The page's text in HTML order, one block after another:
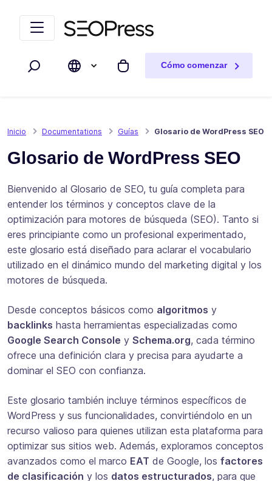
Buscar Mi carrito
Cómo comenzar
Inicio Documentations Guías Glosario de WordPress SEO
Glosario de WordPress SEO
Bienvenido al Glosario de SEO, tu guía completa para
entender los términos y conceptos clave de la
optimización para motores de búsqueda (SEO). Tanto si
eres principiante como un profesional experimentado,
este glosario está diseñado para aclarar el vocabulario
utilizado en el dinámico mundo del marketing digital y los
motores de búsqueda.
Desde conceptos básicos como algoritmos y
backlinks hasta herramientas especializadas como
Google Search Console y Schema.org, cada término
ofrece una definición clara y precisa para ayudarte a
dominar el SEO con confianza.
Este glosario también incluye términos específicos de
WordPress y sus funcionalidades, convirtiéndolo en un
recurso valioso para quienes utilizan esta plataforma para
optimizar sus sitios web. Además, exploramos conceptos
avanzados como el marco EAT de Google, los factores
de clasificación y los datos estructurados, para que